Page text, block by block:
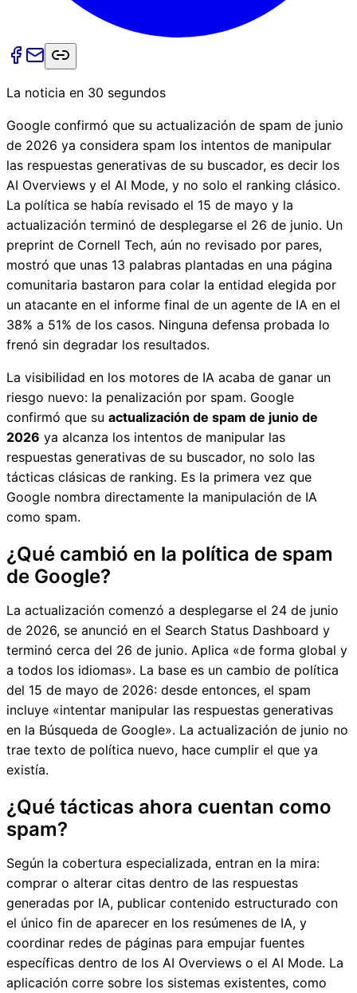
La noticia en 30 segundos
Google confirmó que su actualización de spam de junio
de 2026 ya considera spam los intentos de manipular
las respuestas generativas de su buscador, es decir los
AI Overviews y el AI Mode, y no solo el ranking clásico.
La política se había revisado el 15 de mayo y la
actualización terminó de desplegarse el 26 de junio. Un
preprint de Cornell Tech, aún no revisado por pares,
mostró que unas 13 palabras plantadas en una página
comunitaria bastaron para colar la entidad elegida por
un atacante en el informe final de un agente de IA en el
38% a 51% de los casos. Ninguna defensa probada lo
frenó sin degradar los resultados.
La visibilidad en los motores de IA acaba de ganar un
riesgo nuevo: la penalización por spam. Google
confirmó que su actualización de spam de junio de
2026 ya alcanza los intentos de manipular las
respuestas generativas de su buscador, no solo las
tácticas clásicas de ranking. Es la primera vez que
Google nombra directamente la manipulación de IA
como spam.
¿Qué cambió en la política de spam
de Google?
La actualización comenzó a desplegarse el 24 de junio
de 2026, se anunció en el Search Status Dashboard y
terminó cerca del 26 de junio. Aplica «de forma global y
a todos los idiomas». La base es un cambio de política
del 15 de mayo de 2026: desde entonces, el spam
incluye «intentar manipular las respuestas generativas
en la Búsqueda de Google». La actualización de junio no
trae texto de política nuevo, hace cumplir el que ya
existía.
¿Qué tácticas ahora cuentan como
spam?
Según la cobertura especializada, entran en la mira:
comprar o alterar citas dentro de las respuestas
generadas por IA, publicar contenido estructurado con
el único fin de aparecer en los resúmenes de IA, y
coordinar redes de páginas para empujar fuentes
específicas dentro de los AI Overviews o el AI Mode. La
aplicación corre sobre los sistemas existentes, como